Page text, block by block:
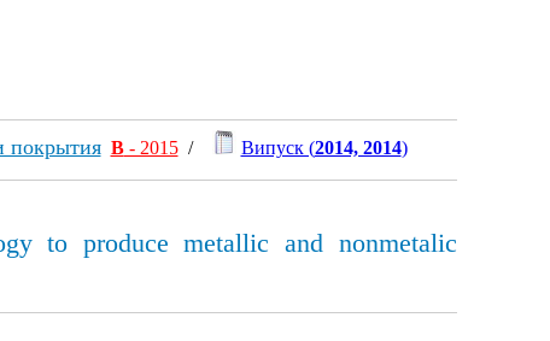
покрытия В- 2015/ Випуск (2014, 2014)
to produce metallic and nonmetalic